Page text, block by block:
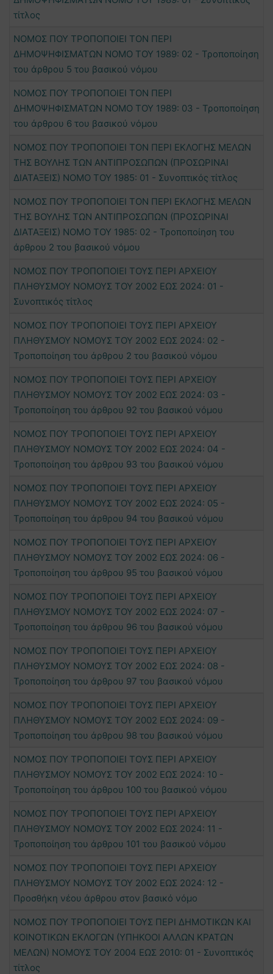
τίτλος
ΝΟΜΟΣ ΠΟΥ ΤΡΟΠΟΠΟΙΕΙ ΤΟΝ ΠΕΡΙ
ΔΗΜΟΨΗΦΙΣΜΑΤΩΝ ΝΟΜΟ ΤΟΥ 1989: 02 - Τροποποίηση
του άρθρου 5 του βασικού νόμου
ΝΟΜΟΣ ΠΟΥ ΤΡΟΠΟΠΟΙΕΙ ΤΟΝ ΠΕΡΙ
ΔΗΜΟΨΗΦΙΣΜΑΤΩΝ ΝΟΜΟ ΤΟΥ 1989: 03 - Τροποποίηση
του άρθρου 6 του βασικού νόμου
ΝΟΜΟΣ ΠΟΥ ΤΡΟΠΟΠΟΙΕΙ ΤΟΝ ΠΕΡΙ ΕΚΛΟΓΗΣ ΜΕΛΩΝ
ΤΗΣ ΒΟΥΛΗΣ ΤΩΝ ΑΝΤΙΠΡΟΣΩΠΩΝ (ΠΡΟΣΩΡΙΝΑΙ
ΔΙΑΤΑΞΕΙΣ) ΝΟΜΟ ΤΟΥ 1985: 01 - Συνοπτικός τίτλος
ΝΟΜΟΣ ΠΟΥ ΤΡΟΠΟΠΟΙΕΙ ΤΟΝ ΠΕΡΙ ΕΚΛΟΓΗΣ ΜΕΛΩΝ
ΤΗΣ ΒΟΥΛΗΣ ΤΩΝ ΑΝΤΙΠΡΟΣΩΠΩΝ (ΠΡΟΣΩΡΙΝΑΙ
ΔΙΑΤΑΞΕΙΣ) ΝΟΜΟ ΤΟΥ 1985: 02 - Τροποποίηση του
άρθρου 2 του βασικού νόμου
ΝΟΜΟΣ ΠΟΥ ΤΡΟΠΟΠΟΙΕΙ ΤΟΥΣ ΠΕΡΙ ΑΡΧΕΙΟΥ
ΠΛΗΘΥΣΜΟΥ ΝΟΜΟΥΣ ΤΟΥ 2002 ΕΩΣ 2024: 01 -
Συνοπτικός τίτλος
ΝΟΜΟΣ ΠΟΥ ΤΡΟΠΟΠΟΙΕΙ ΤΟΥΣ ΠΕΡΙ ΑΡΧΕΙΟΥ
ΠΛΗΘΥΣΜΟΥ ΝΟΜΟΥΣ ΤΟΥ 2002 ΕΩΣ 2024: 02 -
Τροποποίηση του άρθρου 2 του βασικού νόμου
ΝΟΜΟΣ ΠΟΥ ΤΡΟΠΟΠΟΙΕΙ ΤΟΥΣ ΠΕΡΙ ΑΡΧΕΙΟΥ
ΠΛΗΘΥΣΜΟΥ ΝΟΜΟΥΣ ΤΟΥ 2002 ΕΩΣ 2024: 03 -
Τροποποίηση του άρθρου 92 του βασικού νόμου
ΝΟΜΟΣ ΠΟΥ ΤΡΟΠΟΠΟΙΕΙ ΤΟΥΣ ΠΕΡΙ ΑΡΧΕΙΟΥ
ΠΛΗΘΥΣΜΟΥ ΝΟΜΟΥΣ ΤΟΥ 2002 ΕΩΣ 2024: 04 -
Τροποποίηση του άρθρου 93 του βασικού νόμου
ΝΟΜΟΣ ΠΟΥ ΤΡΟΠΟΠΟΙΕΙ ΤΟΥΣ ΠΕΡΙ ΑΡΧΕΙΟΥ
ΠΛΗΘΥΣΜΟΥ ΝΟΜΟΥΣ ΤΟΥ 2002 ΕΩΣ 2024: 05 -
Τροποποίηση του άρθρου 94 του βασικού νόμου
ΝΟΜΟΣ ΠΟΥ ΤΡΟΠΟΠΟΙΕΙ ΤΟΥΣ ΠΕΡΙ ΑΡΧΕΙΟΥ
ΠΛΗΘΥΣΜΟΥ ΝΟΜΟΥΣ ΤΟΥ 2002 ΕΩΣ 2024: 06 -
Τροποποίηση του άρθρου 95 του βασικού νόμου
ΝΟΜΟΣ ΠΟΥ ΤΡΟΠΟΠΟΙΕΙ ΤΟΥΣ ΠΕΡΙ ΑΡΧΕΙΟΥ
ΠΛΗΘΥΣΜΟΥ ΝΟΜΟΥΣ ΤΟΥ 2002 ΕΩΣ 2024: 07 -
Τροποποίηση του άρθρου 96 του βασικού νόμου
ΝΟΜΟΣ ΠΟΥ ΤΡΟΠΟΠΟΙΕΙ ΤΟΥΣ ΠΕΡΙ ΑΡΧΕΙΟΥ
ΠΛΗΘΥΣΜΟΥ ΝΟΜΟΥΣ ΤΟΥ 2002 ΕΩΣ 2024: 08 -
Τροποποίηση του άρθρου 97 του βασικού νόμου
ΝΟΜΟΣ ΠΟΥ ΤΡΟΠΟΠΟΙΕΙ ΤΟΥΣ ΠΕΡΙ ΑΡΧΕΙΟΥ
ΠΛΗΘΥΣΜΟΥ ΝΟΜΟΥΣ ΤΟΥ 2002 ΕΩΣ 2024: 09 -
Τροποποίηση του άρθρου 98 του βασικού νόμου
ΝΟΜΟΣ ΠΟΥ ΤΡΟΠΟΠΟΙΕΙ ΤΟΥΣ ΠΕΡΙ ΑΡΧΕΙΟΥ
ΠΛΗΘΥΣΜΟΥ ΝΟΜΟΥΣ ΤΟΥ 2002 ΕΩΣ 2024: 10 -
Τροποποίηση του άρθρου 100 του βασικού νόμου
ΝΟΜΟΣ ΠΟΥ ΤΡΟΠΟΠΟΙΕΙ ΤΟΥΣ ΠΕΡΙ ΑΡΧΕΙΟΥ
ΠΛΗΘΥΣΜΟΥ ΝΟΜΟΥΣ ΤΟΥ 2002 ΕΩΣ 2024: 11 -
Τροποποίηση του άρθρου 101 του βασικού νόμου
ΝΟΜΟΣ ΠΟΥ ΤΡΟΠΟΠΟΙΕΙ ΤΟΥΣ ΠΕΡΙ ΑΡΧΕΙΟΥ
ΠΛΗΘΥΣΜΟΥ ΝΟΜΟΥΣ ΤΟΥ 2002 ΕΩΣ 2024: 12 -
Προσθήκη νέου άρθρου στον βασικό νόμο
ΝΟΜΟΣ ΠΟΥ ΤΡΟΠΟΠΟΙΕΙ ΤΟΥΣ ΠΕΡΙ ΔΗΜΟΤΙΚΩΝ ΚΑΙ
ΚΟΙΝΟΤΙΚΩΝ ΕΚΛΟΓΩΝ (ΥΠΗΚΟΟΙ ΑΛΛΩΝ ΚΡΑΤΩΝ
ΜΕΛΩΝ) ΝΟΜΟΥΣ ΤΟΥ 2004 ΕΩΣ 2010: 01 - Συνοπτικός
τίτλος